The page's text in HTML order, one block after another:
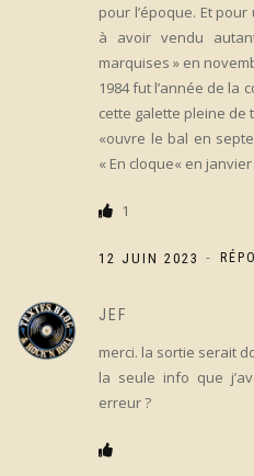
pour l’époque. Et
à avoir vendu
marquises » en
1984 fut l’année de la
cette galette pleine de
«ouvre le bal en
« En cloque« en janvier
1
12 JUIN 2023 -
JEF
merci. la sortie serait
la seule info que
erreur ?